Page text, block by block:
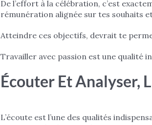
De l’effort à la célébration, c’est
rémunération alignée sur tes souhaits
Atteindre ces objectifs, devrait te
Travailler avec passion est une qualité
Écouter Et Analyser,
L’écoute est l’une des qualités